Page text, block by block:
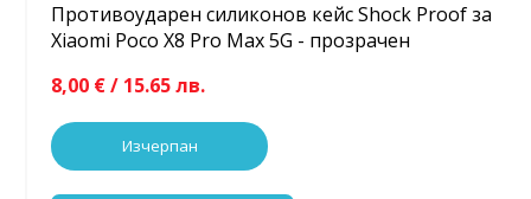
Противоударен силиконов кейс Shock Proof за
Xiaomi Poco X8 Pro Max 5G - прозрачен
8,00 € / 15.65 лв.
Изчерпан